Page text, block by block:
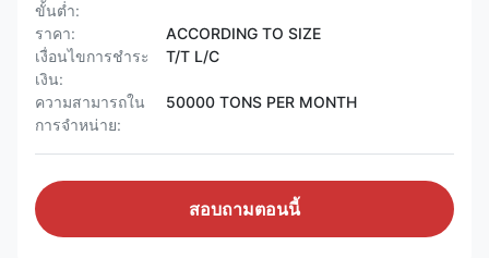
ขั้นต่ำ:
ราคา:
ACCORDING TO SIZE
เงื่อนไขการชำระ
เงิน:
T/T L/C
ความสามารถใน
การจําหน่าย:
50000 TONS PER MONTH
สอบถามตอนนี้